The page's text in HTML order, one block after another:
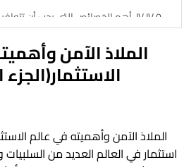
أهم الخصائص التي يجب أن
يصبح ملاذ لآمن
هناك بعض الخصائص التي غالبًا
الأصول والتي تساهم في سمعتها كملاذ
الذهب
السندات الحكومية
الملاذ الآمن
الاستثمار(الجزء
الملاذ الآمن وأهميته في عالم
استثمار في العالم العديد من السلبيات